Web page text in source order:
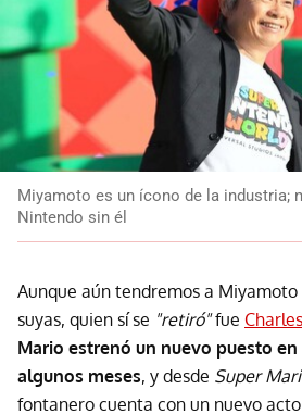
Miyamoto es un ícono de la industria;
Nintendo sin él
Aunque aún tendremos a
suyas, quien sí se "retiró"fue
Mario estrenó un nuevo puesto
algunos meses, y desde Super
fontanero cuenta con un nuevo